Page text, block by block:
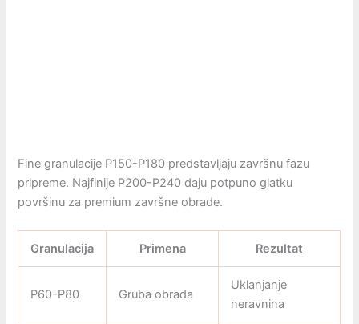
Fine granulacije P150-P180 predstavljaju završnu fazu
pripreme. Najfinije P200-P240 daju potpuno glatku
površinu za premium završne obrade.
Granulacija Primena Rezultat
P60-P80 Gruba obrada
Uklanjanje
neravnina